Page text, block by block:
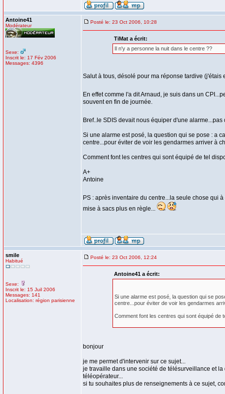
Antoine41
Modérateur
Sexe:
Inscrit le: 17 Fév 2006
Messages: 4396
Posté le: 23 Oct 2006, 10:28
TiMat a écrit:
Il n'y a personne la nuit dans le centre ??
Salut à tous, désolé pour ma réponse tardive (j'étais
En effet comme l'a dit Arnaud, je suis dans un
souvent en fin de journée.
Bref..le SDIS devait nous équiper d'une
Si une alarme est posé, la question qui se pose : a
centre...pour éviter de voir les gendarmes arriver à
Comment font les centres qui sont équipé de tel
A+
Antoine
PS : après inventaire du centre...la seule chose qui
mise à sacs plus en règle...
smile
Habitué
Sexe:
Inscrit le: 15 Juil 2006
Messages: 141
Localisation: région parisienne
Posté le: 23 Oct 2006, 12:24
Antoine41 a écrit:
Si une alarme est posé, la question qui se
centre...pour éviter de voir les gendarmes
Comment font les centres qui sont équipé de
bonjour
je me permet d'intervenir sur ce sujet...
je travaille dans une société de télésurveillance et
téléopérateur...
si tu souhaites plus de renseignements à ce sujet,